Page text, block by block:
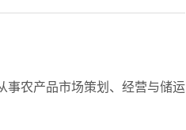
农产品市场策划、经营与储运